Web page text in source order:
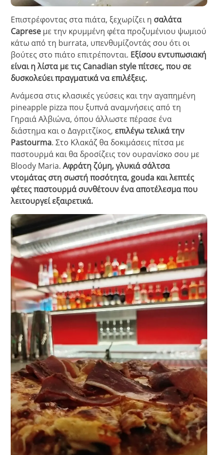
Επιστρέφοντας στα πιάτα, ξεχωρίζει η σαλάτα
Caprese με την κρυμμένη φέτα προζυμένιου ψωμιού
κάτω από τη burrata, υπενθυμίζοντάς σου ότι οι
βούτες στο πιάτο επιτρέπονται. Εξίσου εντυπωσιακή
είναι η λίστα με τις Canadian style πίτσες, που σε
δυσκολεύει πραγματικά να επιλέξεις.
Ανάμεσα στις κλασικές γεύσεις και την αγαπημένη
pineapple pizza που ξυπνά αναμνήσεις από τη
Γηραιά Αλβιώνα, όπου άλλωστε πέρασε ένα
διάστημα και ο Δαγριτζίκος,επιλέγω τελικά την
Pastourma. Στο Κλακάζ θα δοκιμάσεις πίτσα με
παστουρμά και θα δροσίζεις τον ουρανίσκο σου με
Bloody Maria.Αφράτη ζύμη, γλυκιά σάλτσα
ντομάτας στη σωστή ποσότητα, gouda και λεπτές
φέτες παστουρμά συνθέτουν ένα αποτέλεσμα που
λειτουργεί εξαιρετικά.